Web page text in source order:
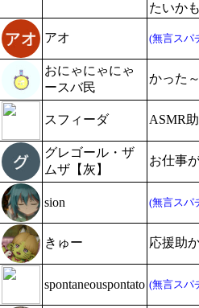
たいか
アオ (無言スパ
おにゃにゃにゃ
ースバ民
かった
スフィーダ ASMR
グレゴール・ザ
ムザ【灰】
お仕事
sion
(無言スパ
きゅー 応援助
spontaneouspontato (無言スパ